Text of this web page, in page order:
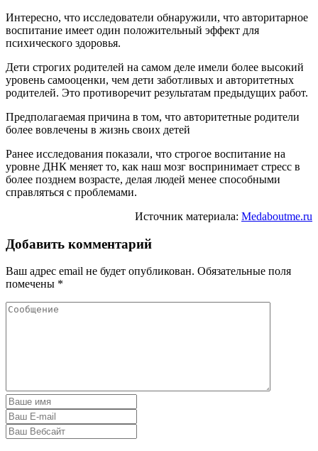
Интересно, что исследователи обнаружили, что авторитарное
воспитание имеет один положительный эффект для
психического здоровья.
Дети строгих родителей на самом деле имели более высокий
уровень самооценки, чем дети заботливых и авторитетных
родителей. Это противоречит результатам предыдущих работ.
Предполагаемая причина в том, что авторитетные родители
более вовлечены в жизнь своих детей
Ранее исследования показали, что строгое воспитание на
уровне ДНК меняет то, как наш мозг воспринимает стресс в
более позднем возрасте, делая людей менее способными
справляться с проблемами.
Источник материала: Medaboutme.ru
Добавить комментарий
Ваш адрес email не будет опубликован. Обязательные поля
помечены *